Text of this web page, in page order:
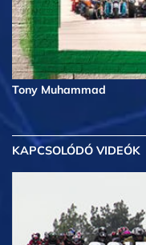
Tony Muhammad
KAPCSOLÓDÓ VIDEÓK